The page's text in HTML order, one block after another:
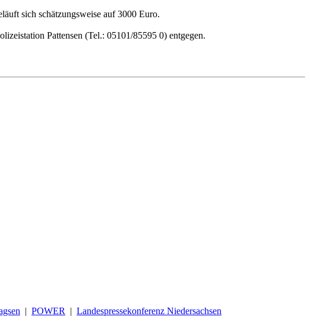
sich schätzungsweise auf 3000 Euro.
Pattensen (Tel.: 05101/85595 0) entgegen.
| POWER | Landespressekonferenz Niedersachsen